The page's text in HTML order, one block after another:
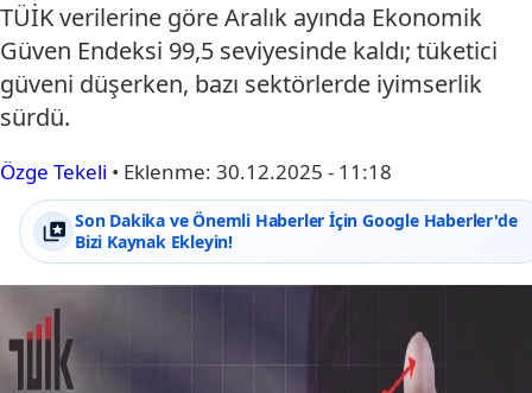
TÜİK verilerine göre Aralık ayında Ekonomik
Güven Endeksi 99,5 seviyesinde kaldı; tüketici
güveni düşerken, bazı sektörlerde iyimserlik
sürdü.
Özge Tekeli • Eklenme: 30.12.2025 - 11:18
Son Dakika ve Önemli Haberler İçin Google Haberler'de
Bizi Kaynak Ekleyin!